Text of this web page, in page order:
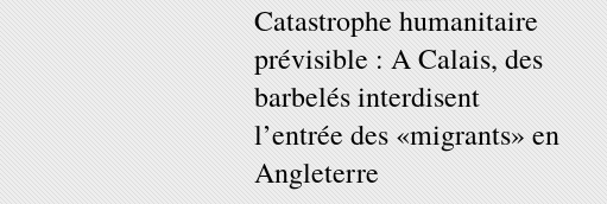
Catastrophe humanitaire
prévisible : A Calais, des
barbelés interdisent
l’entrée des «migrants» en
Angleterre